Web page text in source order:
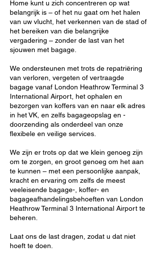
Home kunt u zich concentreren op wat
belangrijk is – of het nu gaat om het halen
van uw vlucht, het verkennen van de stad of
het bereiken van die belangrijke
vergadering – zonder de last van het
sjouwen met bagage.
We ondersteunen met trots de repatriëring
van verloren, vergeten of vertraagde
bagage vanaf London Heathrow Terminal 3
International Airport, het ophalen en
bezorgen van koffers van en naar elk adres
in het VK, en zelfs bagageopslag en -
doorzending als onderdeel van onze
flexibele en veilige services.
We zijn er trots op dat we klein genoeg zijn
om te zorgen, en groot genoeg om het aan
te kunnen – met een persoonlijke aanpak,
kracht en ervaring om zelfs de meest
veeleisende bagage-, koffer- en
bagageafhandelingsbehoeften van London
Heathrow Terminal 3 International Airport te
beheren.
Laat ons de last dragen, zodat u dat niet
hoeft te doen.